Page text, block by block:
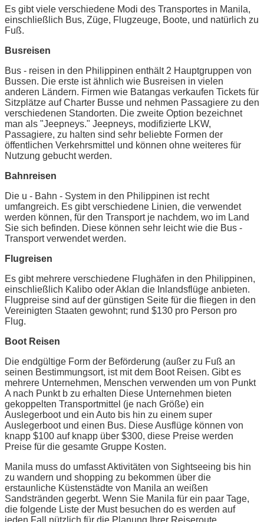
Es gibt viele verschiedene Modi des Transportes in Manila,
einschließlich Bus, Züge, Flugzeuge, Boote, und natürlich zu
Fuß.
Busreisen
Bus - reisen in den Philippinen enthält 2 Hauptgruppen von
Bussen. Die erste ist ähnlich wie Busreisen in vielen
anderen Ländern. Firmen wie Batangas verkaufen Tickets für
Sitzplätze auf Charter Busse und nehmen Passagiere zu den
verschiedenen Standorten. Die zweite Option bezeichnet
man als "Jeepneys." Jeepneys, modifizierte LKW,
Passagiere, zu halten sind sehr beliebte Formen der
öffentlichen Verkehrsmittel und können ohne weiteres für
Nutzung gebucht werden.
Bahnreisen
Die u - Bahn - System in den Philippinen ist recht
umfangreich. Es gibt verschiedene Linien, die verwendet
werden können, für den Transport je nachdem, wo im Land
Sie sich befinden. Diese können sehr leicht wie die Bus -
Transport verwendet werden.
Flugreisen
Es gibt mehrere verschiedene Flughäfen in den Philippinen,
einschließlich Kalibo oder Aklan die Inlandsflüge anbieten.
Flugpreise sind auf der günstigen Seite für die fliegen in den
Vereinigten Staaten gewohnt; rund $130 pro Person pro
Flug.
Boot Reisen
Die endgültige Form der Beförderung (außer zu Fuß an
seinen Bestimmungsort, ist mit dem Boot Reisen. Gibt es
mehrere Unternehmen, Menschen verwenden um von Punkt
A nach Punkt b zu erhalten Diese Unternehmen bieten
gekoppelten Transportmittel (je nach Größe) ein
Auslegerboot und ein Auto bis hin zu einem super
Auslegerboot und einen Bus. Diese Ausflüge können von
knapp $100 auf knapp über $300, diese Preise werden
Preise für die gesamte Gruppe Kosten.
Manila muss do umfasst Aktivitäten von Sightseeing bis hin
zu wandern und shopping zu bekommen über die
erstaunliche Küstenstädte von Manila an weißen
Sandstränden gegerbt. Wenn Sie Manila für ein paar Tage,
die folgende Liste der Must besuchen do es werden auf
jeden Fall nützlich für die Planung Ihrer Reiseroute.